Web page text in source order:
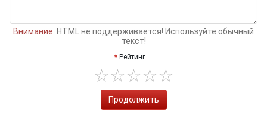
Внимание: HTML не поддерживается! Используйте обычный
текст!
Рейтинг
Продолжить